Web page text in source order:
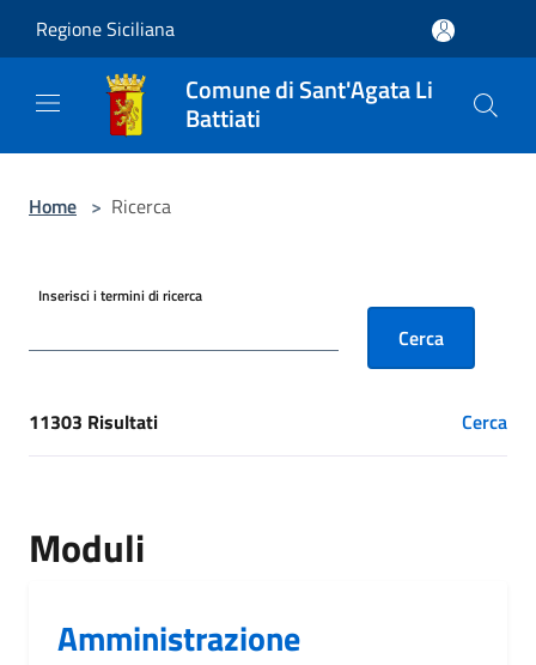
Regione Siciliana
Comune di Sant'Agata Li
Battiati
Home > Ricerca
Inserisci i termini di ricerca
Cerca
[results] Risultati
11303 Risultati Cerca
Moduli
Amministrazione